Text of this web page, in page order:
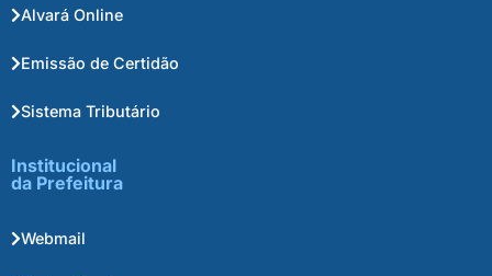
Alvará Online
Emissão de Certidão
Sistema Tributário
Institucional
da Prefeitura
Webmail